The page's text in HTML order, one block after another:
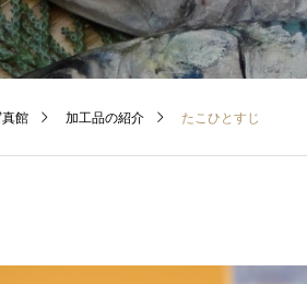
館 加工品の紹介 たこひとすじ